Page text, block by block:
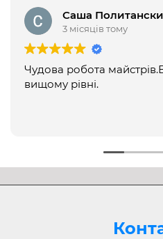
Саша
3 місяців тому
Чудова робота
вищому рівні.